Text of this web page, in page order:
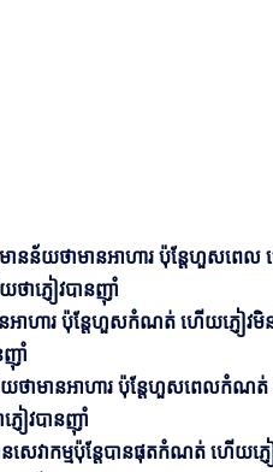
នន័យថាមានអាហារ ប៉ុន្តែហួសពេ
ាភ្ញៀវបានញ៉ាំ
នអាហារ ប៉ុន្តែហួសកំណត់ ហើយភ្ញៀវ
ញ៉ាំ
យថាមានអាហារ ប៉ុន្តែហួសពេលកំ
ៀវបានញ៉ាំ
វាកម្ម​ប៉ុន្តែបានផុតកំណត់ ហើយភ្ញ